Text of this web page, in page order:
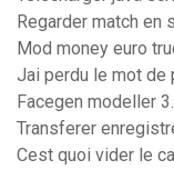
Regarder match en
Mod money euro
Jai perdu le mot
Facegen modeller
Transferer
Cest quoi vider le